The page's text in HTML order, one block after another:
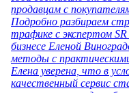
продавцам с
Подробно разбираем
трафике с экспертом
бизнесе Еленой
методы с
Елена уверена, что в
качественный сервис